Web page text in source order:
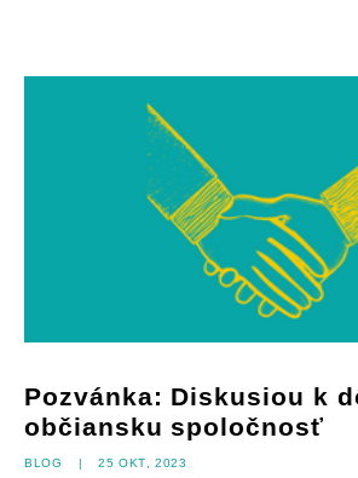
Pozvánka: Diskusiou k
občiansku spoločnosť
Blog | 25 okt, 2023